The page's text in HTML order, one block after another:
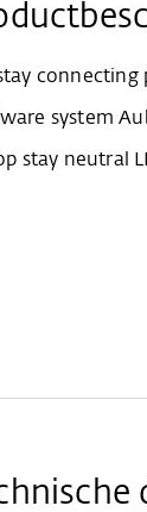
stay connecting
system
stay neutral